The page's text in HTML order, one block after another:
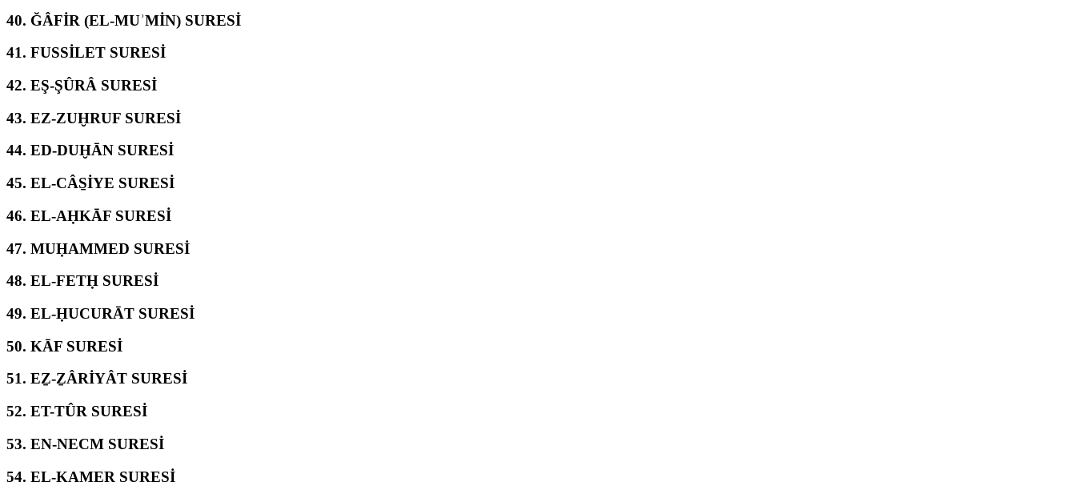
40. ĞÂFİR (EL-MUʾMİN) SURESİ
41. FUSSİLET SURESİ
42. EŞ-ŞÛRÂ SURESİ
43. EZ-ZUḪRUF SURESİ
44. ED-DUḪĀN SURESİ
45. EL-CÂS̱İYE SURESİ
46. EL-AḤKĀF SURESİ
47. MUḤAMMED SURESİ
48. EL-FETḤ SURESİ
49. EL-ḤUCURĀT SURESİ
50. KĀF SURESİ
51. EẔ-ẔÂRİYÂT SURESİ
52. ET-TÛR SURESİ
53. EN-NECM SURESİ
54. EL-KAMER SURESİ